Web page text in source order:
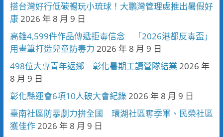
搭台灣好行低碳暢玩小琉球！大鵬灣管理處推出暑假好
康2026 年 8 月 9 日
高雄4,599件作品傳遞拒毒信念 「2026港都反毒盃」
用畫筆打造兒童防毒力 2026 年 8 月 9 日
498位大專青年返鄉 彰化暑期工讀營隊結業 2026 年
8 月 9 日
彰化縣運會6項10人破大會紀錄2026 年 8 月 9 日
臺南社區防暴劇力拚全國 環湖社區奪季軍、民榮社區
獲佳作2026 年 8 月 9 日